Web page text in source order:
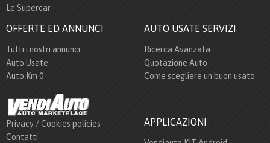
Le Supercar
OFFERTE ED ANNUNCI
Tutti i nostri annunci
Auto Usate
Auto Km 0
AUTO USATE SERVIZI
Ricerca Avanzata
Quotazione Auto
Come scegliere un buon usato
Privacy / Cookies policies
Contatti
APPLICAZIONI